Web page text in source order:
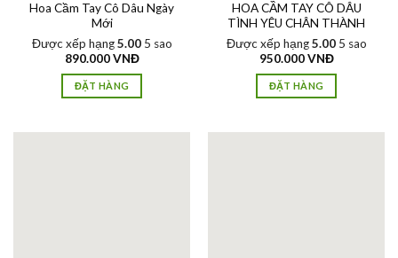
Hoa Cầm Tay Cô Dâu Ngày
Mới
Được xếp hạng5.005 sao
890.000VNĐ
ĐẶT HÀNG
HOA CẦM TAY CÔ DÂU
TÌNH YÊU CHÂN THÀNH
Được xếp hạng5.005 sao
950.000VNĐ
ĐẶT HÀNG